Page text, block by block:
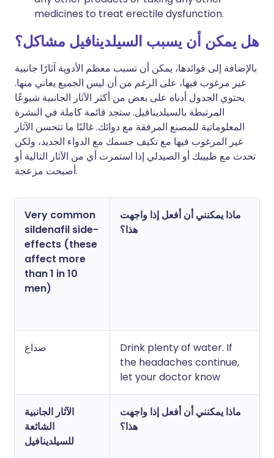
medicines to treat erectile dysfunction.
هل يمكن أن يسبب السيلدينافيل مشاكل؟
بالإضافة إلى فوائدها، يمكن أن تسبب معظم الأدوية آثارًا جانبية
غير مرغوب فيها، على الرغم من أن ليس الجميع يعاني منها.
يحتوي الجدول أدناه على بعض من أكثر الآثار الجانبية شيوعًا
المرتبطة بالسيلدينافيل. ستجد قائمة كاملة في النشرة
المعلوماتية للمصنع المرفقة مع دوائك. غالبًا ما تتحسن الآثار
غير المرغوب فيها مع تكيف جسمك مع الدواء الجديد، ولكن
تحدث مع طبيبك أو الصيدلي إذا استمرت أي من الآثار التالية أو
أصبحت مزعجة.
Very common
sildenafil side-
effects (these
affect more
than 1 in 10
men)
ماذا يمكنني أن أفعل إذا واجهت
هذا؟
صداع
Drink plenty of water. If
the headaches continue,
let your doctor know
الآثار الجانبية
الشائعة
للسيلدينافيل
ماذا يمكنني أن أفعل إذا واجهت
هذا؟